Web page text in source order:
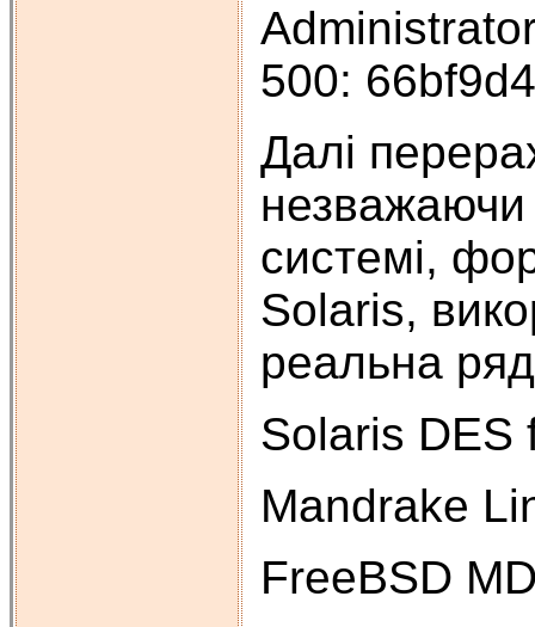
500:
Далі
незважаючи
системі,
Solaris,
реальна
Solaris DES
Mandrake
FreeBSD